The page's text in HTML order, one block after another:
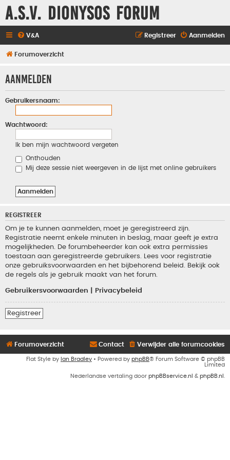
A.S.V. Dionysos Forum
V&A Aanmelden
Registreer
Forumoverzicht
Aanmelden
Gebruikersnaam:
Wachtwoord:
Ik ben mijn wachtwoord vergeten
Onthouden
Mij deze sessie niet weergeven in de lijst met online gebruikers
REGISTREER
Om je te kunnen aanmelden, moet je geregistreerd zijn.
Registratie neemt enkele minuten in beslag, maar geeft je extra
mogelijkheden. De forumbeheerder kan ook extra permissies
toestaan aan geregistreerde gebruikers. Lees voor registratie
onze gebruiksvoorwaarden en het bijbehorend beleid. Bekijk ook
de regels als je gebruik maakt van het forum.
Gebruikersvoorwaarden Privacybeleid
Registreer
Forumoverzicht Verwijder alle forumcookies
Contact
Flat Style by Ian Bradley • Powered by phpBB® Forum Software © phpBB
Limited
Nederlandse vertaling door phpBBservice.nl & phpBB.nl .